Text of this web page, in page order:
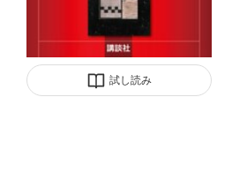
試し読み